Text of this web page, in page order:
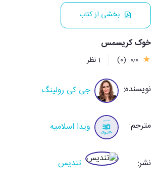
بخشی از کتاب
خوک کریسمس
0٫0 (0) 1 نظر
نویسنده: جی کی رولینگ
مترجم: ویدا اسلامیه
نشر: تندیس